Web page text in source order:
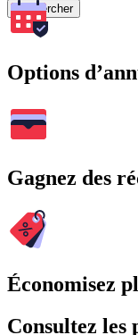
Rechercher
Options
Gagnez des
Économisez
Consultez les